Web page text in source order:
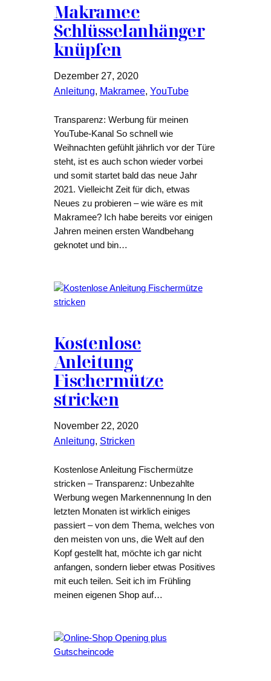
Makramee
Schlüsselanhänger
knüpfen
Dezember 27, 2020
Anleitung, Makramee, YouTube
Transparenz: Werbung für meinen
YouTube-Kanal So schnell wie
Weihnachten gefühlt jährlich vor der Türe
steht, ist es auch schon wieder vorbei
und somit startet bald das neue Jahr
2021. Vielleicht Zeit für dich, etwas
Neues zu probieren – wie wäre es mit
Makramee? Ich habe bereits vor einigen
Jahren meinen ersten Wandbehang
geknotet und bin…
Kostenlose
Anleitung
Fischermütze
stricken
November 22, 2020
Anleitung, Stricken
Kostenlose Anleitung Fischermütze
stricken – Transparenz: Unbezahlte
Werbung wegen Markennennung In den
letzten Monaten ist wirklich einiges
passiert – von dem Thema, welches von
den meisten von uns, die Welt auf den
Kopf gestellt hat, möchte ich gar nicht
anfangen, sondern lieber etwas Positives
mit euch teilen. Seit ich im Frühling
meinen eigenen Shop auf…